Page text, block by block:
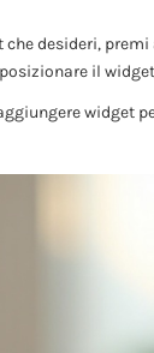
desideri,
il
widget